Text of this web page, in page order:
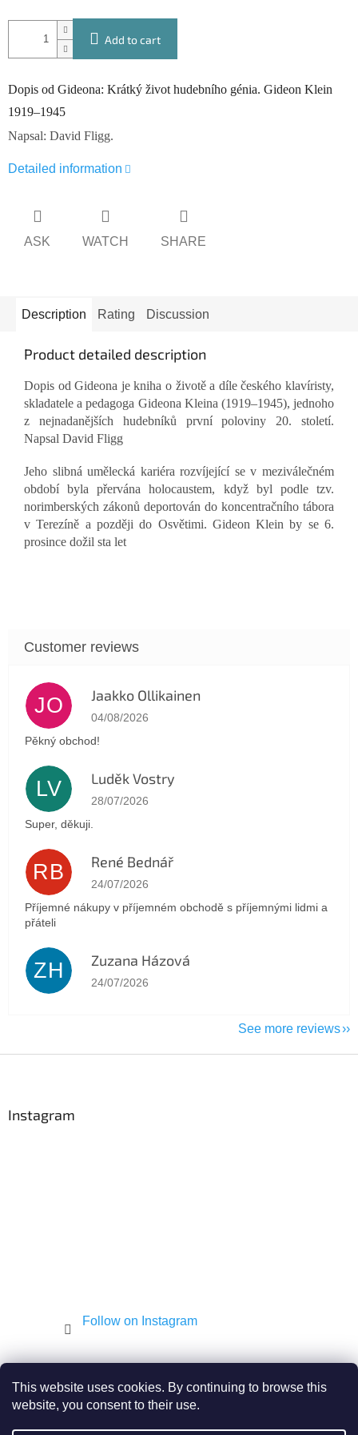
This website uses cookies. By continuing to browse this
website, you consent to their use.
Add to cart
Dopis od Gideona: Krátký život hudebního génia. Gideon Klein
1919–1945
Napsal: David Fligg.
Detailed information
ASK WATCH SHARE
Description Rating Discussion
Product detailed description
Dopis od Gideona je kniha o životě a díle českého klavíristy,
skladatele a pedagoga Gideona Kleina (1919–1945), jednoho
z nejnadanějších hudebníků první poloviny 20. století.
Napsal David Fligg
Jeho slibná umělecká kariéra rozvíjející se v meziválečném
období byla přervána holocaustem, když byl podle tzv.
norimberských zákonů deportován do koncentračního tábora
v Terezíně a později do Osvětimi. Gideon Klein by se 6.
prosince dožil sta let
JO Jaakko Ollikainen
The store rating is 5 out of 5 stars.
04/08/2026
Pěkný obchod!
LV Luděk Vostry
The store rating is 5 out of 5 stars.
28/07/2026
Super, děkuji.
RB René Bednář
The store rating is 5 out of 5 stars.
24/07/2026
Příjemné nákupy v příjemném obchodě s příjemnými lidmi a
přáteli
ZH Zuzana Házová
The store rating is 5 out of 5 stars.
24/07/2026
See more reviews
Instagram
Follow on Instagram